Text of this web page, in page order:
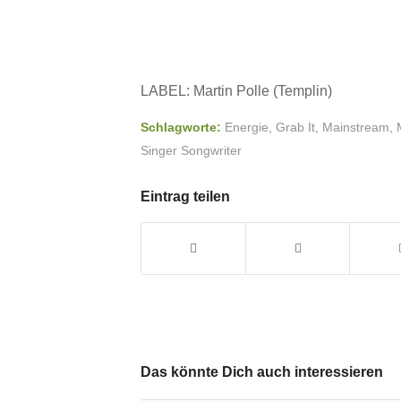
LABEL: Martin Polle (Templin)
Schlagworte: Energie Grab It Mainstream
Singer Songwriter
Eintrag teilen
Das könnte Dich auch interessieren